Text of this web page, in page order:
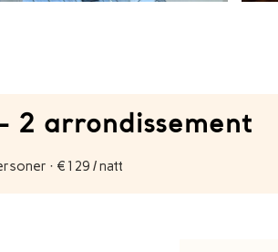
2 arrondissement
· €129 / natt